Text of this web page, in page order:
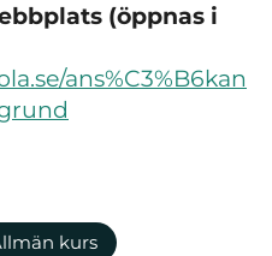
(öppnas i
ans%C3%B6kan
kurs